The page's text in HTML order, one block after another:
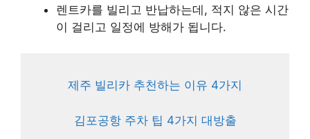
렌트카를 빌리고 반납하는데, 적지 않은 시간
이 걸리고 일정에 방해가 됩니다.
제주 빌리카 추천하는 이유 4가지
김포공항 주차 팁 4가지 대방출